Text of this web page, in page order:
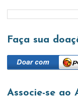
Faça sua
Associe-se ao